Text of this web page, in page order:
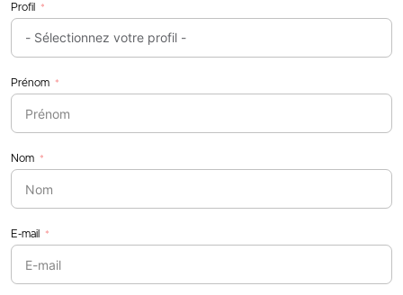
Profil
Prénom
Nom
E-mail